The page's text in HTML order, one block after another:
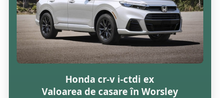
Honda cr-v i-ctdi ex
Valoarea de casare în Worsley